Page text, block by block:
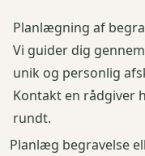
Planlægning af
Vi guider dig
unik og personlig
Kontakt en rådgiver
rundt.
Planlæg begravelse